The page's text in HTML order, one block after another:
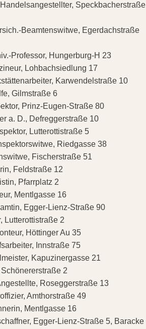
Speckbacherstraße
Beamtenswitwe, Egerdachstraße
Professor, Hungerburg-H 23
Lohbachsiedlung 17
Karwendelstraße 10
Gilmstraße 6
Prinz-Eugen-Straße 80
a. D., Defreggerstraße 10
Lutterottistraße 5
Riedgasse 38
Fischerstraße 51
Feldstraße 12
Pfarrplatz 2
Mentlgasse 16
Egger-Lienz-Straße 90
Lutterottistraße 2
Höttinger Au 35
Innstraße 75
Kapuzinergasse 21
2
Roseggerstraße 13
Amthorstraße 49
Mentlgasse 16
Egger-Lienz-Straße 5, Baracke